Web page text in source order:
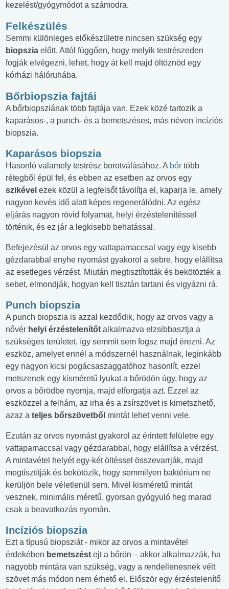
kezelést/gyógymódot a számodra.
Felkészülés
Semmi különleges előkészületre nincsen szükség egy
biopszia előtt. Attól függően, hogy melyik testrészeden
fogják elvégezni, lehet, hogy át kell majd öltöznöd egy
kórházi hálóruhába.
Bőrbiopszia fajtái
A bőrbiopsziának több fajtája van. Ezek közé tartozik a
kaparásos-, a punch- és a bemetszéses, más néven incíziós
biopszia.
Kaparásos biopszia
Hasonló valamely testrész borotválásához. A bőr több
rétegből épül fel, és ebben az esetben az orvos egy
szikével ezek közül a legfelsőt távolítja el, kaparja le, amely
nagyon kevés idő alatt képes regenerálódni. Az egész
eljárás nagyon rövid folyamat, helyi érzéstelenítéssel
történik, és ez jár a legkisebb behatással.
Befejezésül az orvos egy vattapamaccsal vagy egy kisebb
gézdarabbal enyhe nyomást gyakorol a sebre, hogy elállítsa
az esetleges vérzést. Miután megtisztították és bekötözték a
sebet, elmondják, hogyan kell tisztán tartani és vigyázni rá.
Punch biopszia
A punch biopszia is azzal kezdődik, hogy az orvos vagy a
nővér helyi érzéstelenítőt alkalmazva elzsibbasztja a
szükséges területet, így semmit sem fogsz majd érezni. Az
eszköz, amelyet ennél a módszernél használnak, leginkább
egy nagyon kicsi pogácsaszaggatóhoz hasonlít, ezzel
metszenek egy kisméretű lyukat a bőrödön úgy, hogy az
orvos a bőrödbe nyomja, majd elforgatja azt. Ezzel az
eszközzel a felhám, az irha és a zsírszövet is kimetszhető,
azaz a teljes bőrszövetből mintát lehet venni vele.
Ezután az orvos nyomást gyakorol az érintett felületre egy
vattapamaccsal vagy gézdarabbal, hogy elállítsa a vérzést.
A mintavétel helyét egy-két öltéssel összevarrják, majd
megtisztítják és bekötözik, hogy semmilyen baktérium ne
kerüljön bele véletlenül sem. Mivel kisméretű mintát
vesznek, minimális méretű, gyorsan gyógyuló heg marad
csak a beavatkozás nyomán.
Incíziós biopszia
Ezt a típusú biopsziát - mikor az orvos a mintavétel
érdekében bemetszést ejt a bőrön – akkor alkalmazzák, ha
nagyobb mintára van szükség, vagy a rendellenesnek vélt
szövet más módon nem érhető el. Először egy érzéstelenítő